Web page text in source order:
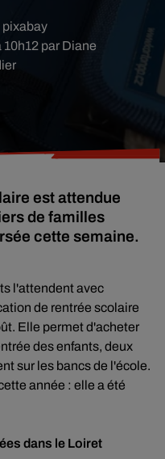
10h12 par Diane
pixabay
est attendue
de familles
cette semaine.
l'attendent avec
de rentrée scolaire
Elle permet d'acheter
des enfants, deux
sur les bancs de l'école.
année : elle a été
dans le Loiret